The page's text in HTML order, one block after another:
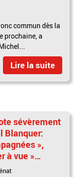
commun dès la
prochaine, a
Lire la suite
sévèrement
Blanquer:
»,
à vue »…